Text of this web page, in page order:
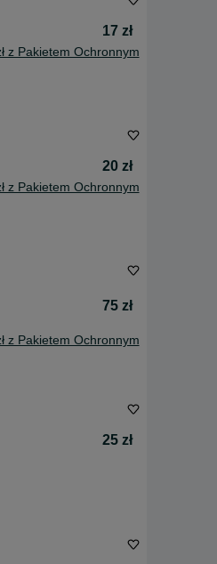
17 zł
z Pakietem Ochronnym
20 zł
z Pakietem Ochronnym
75 zł
z Pakietem Ochronnym
25 zł